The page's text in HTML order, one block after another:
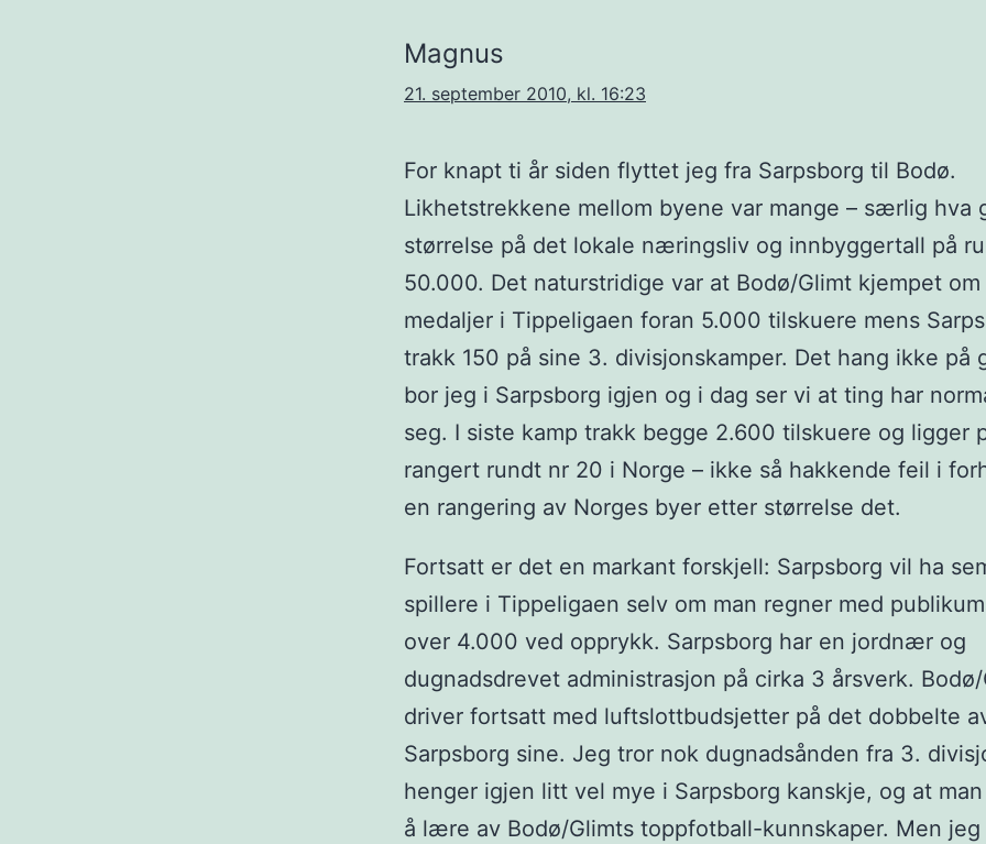
Magnus
21. september 2010, kl. 16:23
For knapt ti år siden flyttet jeg fra Sarpsborg til Bodø.
Likhetstrekkene mellom byene var mange – særlig hva
størrelse på det lokale næringsliv og innbyggertall på
50.000. Det naturstridige var at Bodø/Glimt kjempet om
medaljer i Tippeligaen foran 5.000 tilskuere mens
trakk 150 på sine 3. divisjonskamper. Det hang ikke på
bor jeg i Sarpsborg igjen og i dag ser vi at ting har
seg. I siste kamp trakk begge 2.600 tilskuere og ligger
rangert rundt nr 20 i Norge – ikke så hakkende feil i
en rangering av Norges byer etter størrelse det.
Fortsatt er det en markant forskjell: Sarpsborg vil ha
spillere i Tippeligaen selv om man regner med
over 4.000 ved opprykk. Sarpsborg har en jordnær og
dugnadsdrevet administrasjon på cirka 3 årsverk.
driver fortsatt med luftslottbudsjetter på det dobbelte
Sarpsborg sine. Jeg tror nok dugnadsånden fra 3.
henger igjen litt vel mye i Sarpsborg kanskje, og at
å lære av Bodø/Glimts toppfotball-kunnskaper. Men